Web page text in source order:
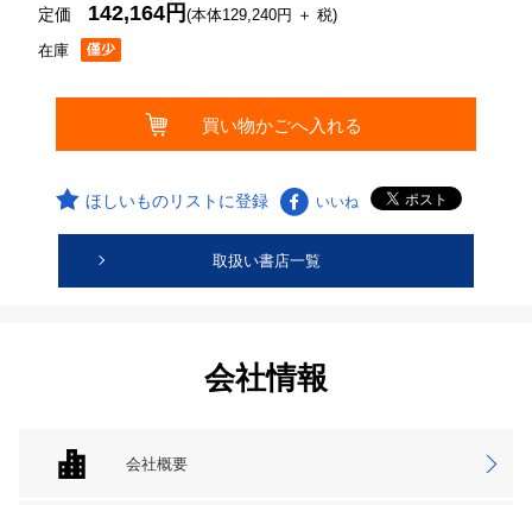
在庫
定価 142,164円(本体129,240円 ＋ 税)
ほしいものリストに登録 いいね
取扱い書店一覧
会社情報
会社概要